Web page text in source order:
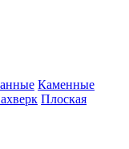
Каменные
Плоская